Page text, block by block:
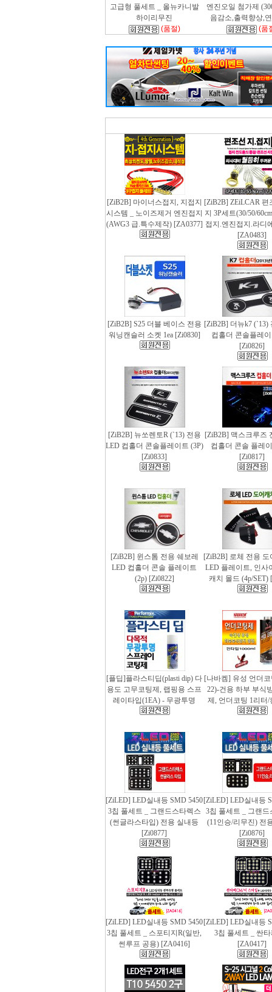
고급형 풀세트 _ 올뉴카니발
하이리무진
(품절)
엔진오일 첨가제
음감소,출력향상,
(품
[ZiB2B] 마이너스접지, 지접지
시스템 _ 노이즈제거 엔진접지
(AWG3 급.특수제작) [ZA0377]
[ZiB2B] ZEiLCAR 편
지 3P세트(30/50/
접지.엔진접지.라디
[ZA0483]
[ZiB2B] S25 더블 베이스 전용
워닝캔슬러 소켓 1ea [Zi0830]
[ZiB2B] 더뉴k7 (`13)
컵홀더 콘솔플레
[Zi0826]
[ZiB2B] 뉴쏘렌토R (`13) 전용
LED 컵홀더 콘솔플레이트 (3P)
[Zi0833]
[ZiB2B] 맥스크루즈
컵홀더 콘솔 플레
[Zi0817]
[ZiB2B] 윈스톰 전용 쉐보레
LED 컵홀더 콘솔 플레이트
(2p) [Zi0822]
[ZiB2B] 로체 전용 도
LED 플레이트, 인사
캐치 몰드 (4p/SET)
[플딥]플라스티딥(plasti dip) 다
용도 고무코팅제, 랩핑용 스프
레이타입(1EA) - 무광투명
[나바켐] 유성 언더
22)-건용 하부 부식
제, 언더코팅 1리터/
[ZiLED] LED실내등 SMD 5450
3칩 풀세트 _ 그랜드스타렉스
(썬글라스타입) 전용 실내등
[Zi0877]
[ZiLED] LED실내등
3칩 풀세트 _ 그랜드
(11인승/리무진) 전
[Zi0876]
[ZiLED] LED실내등 SMD 5450
3칩 풀세트 _ 스포티지R(일반,
썬루프 공용) [ZA0416]
[ZiLED] LED실내등
3칩 풀세트 _ 싼
[ZA0417]